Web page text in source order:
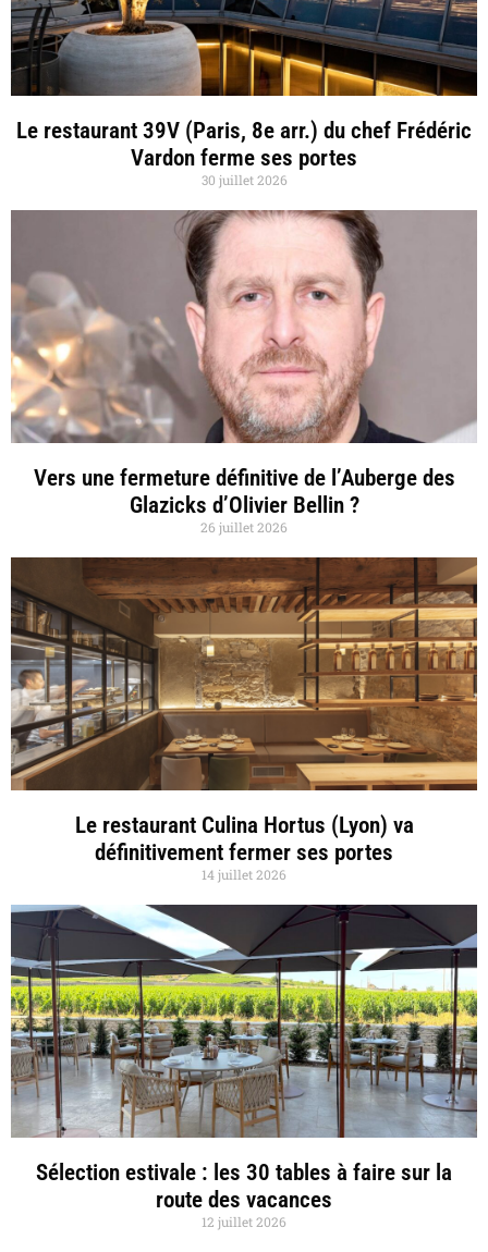
Le restaurant 39V (Paris, 8e arr.) du chef Frédéric
Vardon ferme ses portes
30 juillet 2026
Vers une fermeture définitive de l’Auberge des
Glazicks d’Olivier Bellin ?
26 juillet 2026
Le restaurant Culina Hortus (Lyon) va
définitivement fermer ses portes
14 juillet 2026
Sélection estivale : les 30 tables à faire sur la
route des vacances
12 juillet 2026